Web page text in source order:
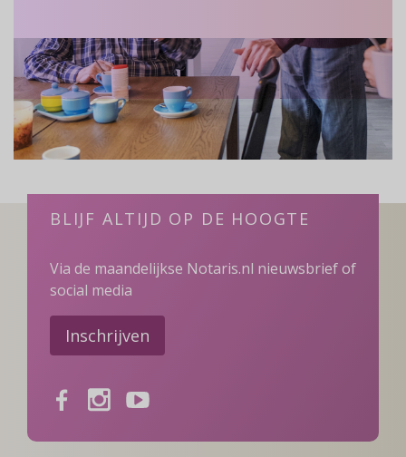
BLIJF ALTIJD OP DE HOOGTE
Via de maandelijkse Notaris.nl nieuwsbrief of
social media
Inschrijven
FacebookInstagramYoutube